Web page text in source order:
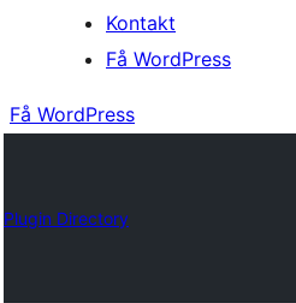
Kontakt
Få WordPress
Få WordPress
Plugin Directory